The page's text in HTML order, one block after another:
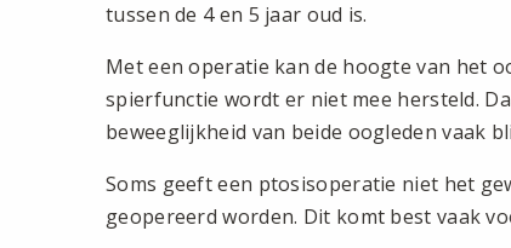
tussen de 4 en 5 jaar oud is.
Met een operatie kan de hoogte van het
spierfunctie wordt er niet mee hersteld.
beweeglijkheid van beide oogleden vaak
Soms geeft een ptosisoperatie niet het
geopereerd worden. Dit komt best vaak